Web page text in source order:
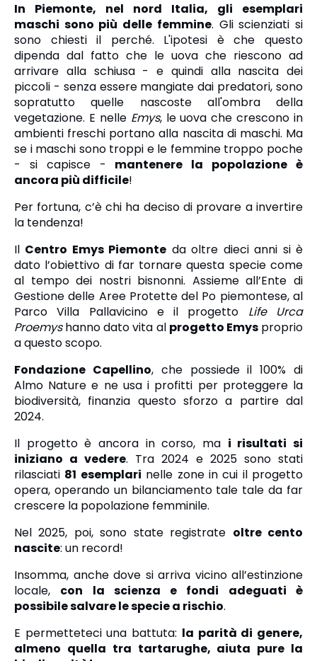
In Piemonte, nel nord Italia, gli esemplari
maschi sono più delle femmine. Gli scienziati si
sono chiesti il perché. L'ipotesi è che questo
dipenda dal fatto che le uova che riescono ad
arrivare alla schiusa - e quindi alla nascita dei
piccoli - senza essere mangiate dai predatori, sono
sopratutto quelle nascoste all'ombra della
vegetazione. E nelle Emys, le uova che crescono in
ambienti freschi portano alla nascita di maschi. Ma
se i maschi sono troppi e le femmine troppo poche
- si capisce - mantenere la popolazione è
ancora più difficile!
Per fortuna, c’è chi ha deciso di provare a invertire
la tendenza!
Il Centro Emys Piemonte da oltre dieci anni si è
dato l’obiettivo di far tornare questa specie come
al tempo dei nostri bisnonni. Assieme all’Ente di
Gestione delle Aree Protette del Po piemontese, al
Parco Villa Pallavicino e il progetto Life Urca
Proemyshanno dato vita al progetto Emysproprio
a questo scopo.
Fondazione Capellino, che possiede il 100% di
Almo Nature e ne usa i profitti per proteggere la
biodiversità, finanzia questo sforzo a partire dal
2024.
Il progetto è ancora in corso, ma i risultati si
iniziano a vedere. Tra 2024 e 2025 sono stati
rilasciati 81 esemplari nelle zone in cui il progetto
opera, operando un bilanciamento tale tale da far
crescere la popolazione femminile.
Nel 2025, poi, sono state registrate oltre cento
nascite: un record!
Insomma, anche dove si arriva vicino all’estinzione
locale, con la scienza e fondi adeguati è
possibile salvare le specie a rischio.
E permetteteci una battuta: la parità di genere,
almeno quella tra tartarughe, aiuta pure la